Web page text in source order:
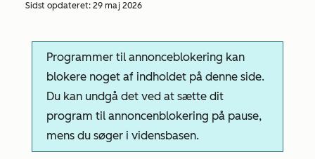
Sidst opdateret: 29 maj 2026
Programmer til annonceblokering kan
blokere noget af indholdet på denne side.
Du kan undgå det ved at sætte dit
program til annoncenblokering på pause,
mens du søger i vidensbasen.